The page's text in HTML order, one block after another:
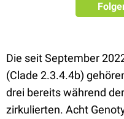
Die seit September
(Clade 2.3.4.4b)
drei bereits während
zirkulierten. Acht